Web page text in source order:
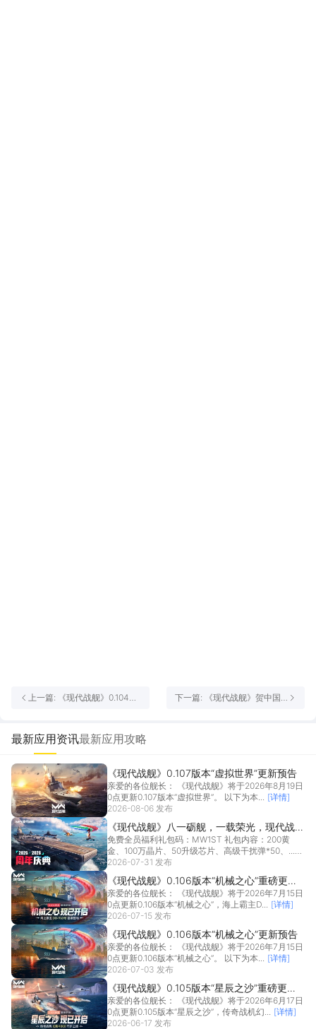
上一篇: 《现代战舰》0.104版
下一篇: 《现代战舰》贺中国
最新应用资讯最新应用攻略
《现代战舰》0.107版本“虚拟世界”更新预告
亲爱的各位舰长： 《现代战舰》将于2026年8月19日
0点更新0.107版本“虚拟世界”。 以下为本...
[详情]
2026-08-06 发布
《现代战舰》八一砺舰，一载荣光，现代战舰
周年庆典火热开启！
免费全员福利礼包码：MW1ST 礼包内容：200黄
金、100万晶片、50升级芯片、高级干扰弹*50、...
[详情]
2026-07-31 发布
《现代战舰》0.106版本“机械之心”重磅更
新，海上霸主DD-963号强袭登场！
亲爱的各位舰长： 《现代战舰》将于2026年7月15日
0点更新0.106版本“机械之心”，海上霸主D...
[详情]
2026-07-15 发布
《现代战舰》0.106版本“机械之心”更新预告
亲爱的各位舰长： 《现代战舰》将于2026年7月15日
0点更新0.106版本“机械之心”。 以下为本...
[详情]
2026-07-03 发布
《现代战舰》0.105版本“星辰之沙”重磅更
新，传奇战机幻影4000，同步上线！
亲爱的各位舰长： 《现代战舰》将于2026年6月17日
0点更新0.105版本“星辰之沙”，传奇战机幻...
[详情]
2026-06-17 发布